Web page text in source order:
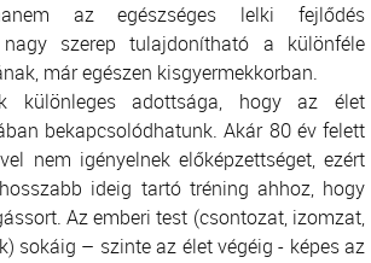
az egészséges lelki fejlődés
szerep tulajdonítható a különféle
már egészen kisgyermekkorban.
különleges adottsága, hogy az élet
bekapcsolódhatunk. Akár 80 év felett
nem igényelnek előképzettséget, ezért
ideig tartó tréning ahhoz, hogy
Az emberi test (csontozat, izomzat,
sokáig – szinte az élet végéig - képes az